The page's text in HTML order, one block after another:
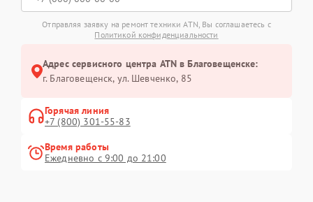
Отправляя заявку на ремонт техники ATN, Вы соглашаетесь с
Политикой конфиденциальности
Адрес сервисного центра ATN в Благовещенске:
г. Благовещенск, ул. Шевченко, 85
Горячая линия
+7 (800) 301-55-83
Время работы
Ежедневно с 9:00 до 21:00